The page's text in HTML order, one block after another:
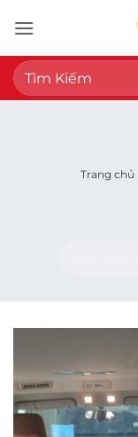
qua
nội
dung
Tìm
kiếm:
Trang chủ